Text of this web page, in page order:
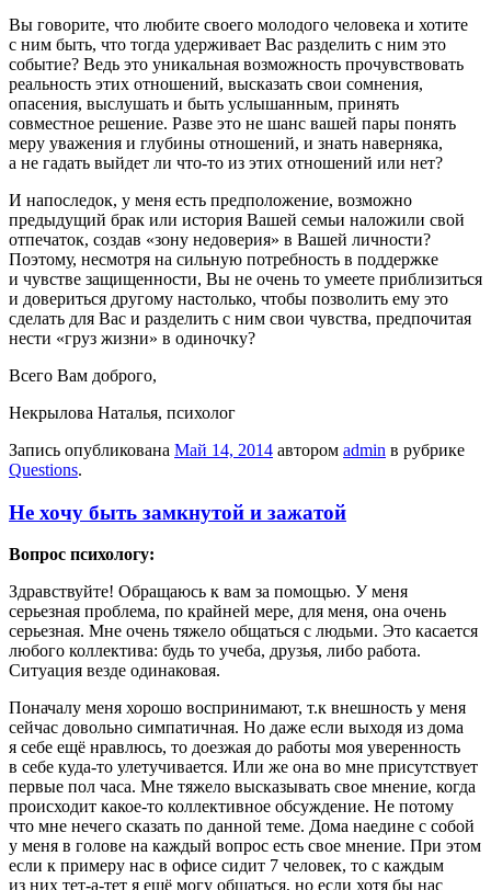
Вы говорите, что любите своего молодого человека и хотите
с ним быть, что тогда удерживает Вас разделить с ним это
событие? Ведь это уникальная возможность прочувствовать
реальность этих отношений, высказать свои сомнения,
опасения, выслушать и быть услышанным, принять
совместное решение. Разве это не шанс вашей пары понять
меру уважения и глубины отношений, и знать наверняка,
а не гадать выйдет ли что-то из этих отношений или нет?
И напоследок, у меня есть предположение, возможно
предыдущий брак или история Вашей семьи наложили свой
отпечаток, создав «зону недоверия» в Вашей личности?
Поэтому, несмотря на сильную потребность в поддержке
и чувстве защищенности, Вы не очень то умеете приблизиться
и довериться другому настолько, чтобы позволить ему это
сделать для Вас и разделить с ним свои чувства, предпочитая
нести «груз жизни» в одиночку?
Всего Вам доброго,
Некрылова Наталья, психолог
Запись опубликована Май 14, 2014 автором admin в рубрике
Questions.
Не хочу быть замкнутой и зажатой
Вопрос психологу:
Здравствуйте! Обращаюсь к вам за помощью. У меня
серьезная проблема, по крайней мере, для меня, она очень
серьезная. Мне очень тяжело общаться с людьми. Это касается
любого коллектива: будь то учеба, друзья, либо работа.
Ситуация везде одинаковая.
Поначалу меня хорошо воспринимают, т.к внешность у меня
сейчас довольно симпатичная. Но даже если выходя из дома
я себе ещё нравлюсь, то доезжая до работы моя уверенность
в себе куда-то улетучивается. Или же она во мне присутствует
первые пол часа. Мне тяжело высказывать свое мнение, когда
происходит какое-то коллективное обсуждение. Не потому
что мне нечего сказать по данной теме. Дома наедине с собой
у меня в голове на каждый вопрос есть свое мнение. При этом
если к примеру нас в офисе сидит 7 человек, то с каждым
из них тет-а-тет я ещё могу общаться, но если хотя бы нас